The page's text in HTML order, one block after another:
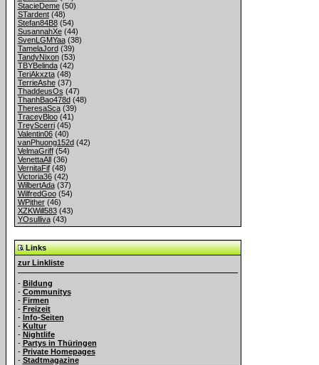
StacieDeme(50)
STardent(48)
Stefan84B8(54)
SusannahXe(44)
SvenLGMYaa(38)
TamelaJord(39)
TandyNixon(53)
TBYBelinda(42)
TeriAkxzta(48)
TerrieAshe(37)
ThaddeusOs (47)
ThanhBao478d(48)
TheresaSca(39)
TraceyBloo(41)
TreyScerri(45)
Valentin06(40)
vanPhuong152d(42)
VelmaGriff(54)
VenettaAll(36)
VernitaFif(48)
Victoria36(42)
WilbertAda(37)
WilfredGoo(54)
WPither(46)
XZKWill583(43)
YOsulliva(43)
Links
zur Linkliste
- Bildung
- Communitys
- Firmen
- Freizeit
- Info-Seiten
- Kultur
- Nightlife
- Partys in Thüringen
- Private Homepages
- Stadtmagazine